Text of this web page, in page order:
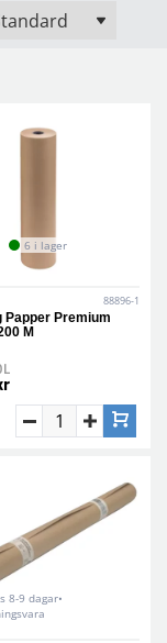
6 i lager
88896-1
Papper Premium
M
8-9 dagar•